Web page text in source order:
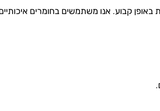
באופן קבוע. אנו משתמשים בחומרים